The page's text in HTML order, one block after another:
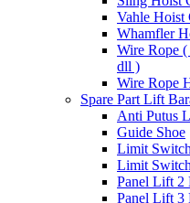
Vahle Hoist
Whamfler
Wire Rope
dll )
Wire Rope
Spare Part Lift
Anti Putus
Guide Shoe
Limit
Limit
Panel Lift 2
Panel Lift 3